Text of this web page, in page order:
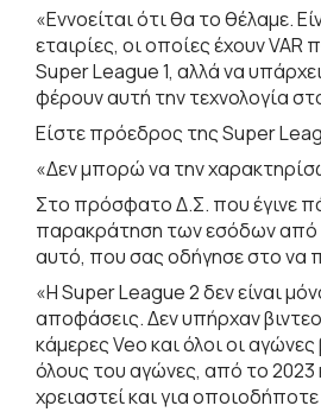
«Εννοείται ότι θα το θέλαμε.
εταιρίες, οι οποίες έχουν
Super League 1, αλλά να
φέρουν αυτή την τεχνολογία
Είστε πρόεδρος της Super
«Δεν μπορώ να την
Στο πρόσφατο Δ.Σ. που έγινε
παρακράτηση των εσόδων από
αυτό, που σας οδήγησε στο να
«Η Super League 2 δεν είναι
αποφάσεις. Δεν υπήρχαν
κάμερες Veo και όλοι οι
όλους του αγώνες, από το
χρειαστεί και για